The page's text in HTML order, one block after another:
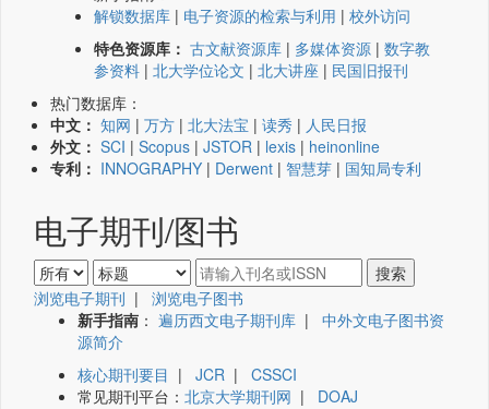
解锁数据库 | 电子资源的检索与利用 | 校外访问
特色资源库： 古文献资源库 | 多媒体资源 | 数字教
参资料 | 北大学位论文 | 北大讲座 | 民国旧报刊
热门数据库：
中文： 知网 | 万方 | 北大法宝 | 读秀 | 人民日报
外文： SCI | Scopus | JSTOR | lexis | heinonline
专利： INNOGRAPHY | Derwent | 智慧芽 | 国知局专利
电子期刊/图书
浏览电子期刊 | 浏览电子图书
新手指南 ： 遍历西文电子期刊库 | 中外文电子图书资
源简介
核心期刊要目 | JCR | CSSCI
常见期刊平台： 北京大学期刊网 | DOAJ